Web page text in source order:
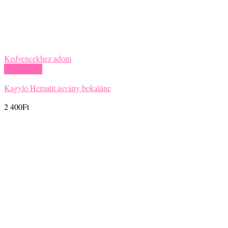
Kedvencekhez adom
Kagyló Hematit ásvány bokalánc
2 400Ft